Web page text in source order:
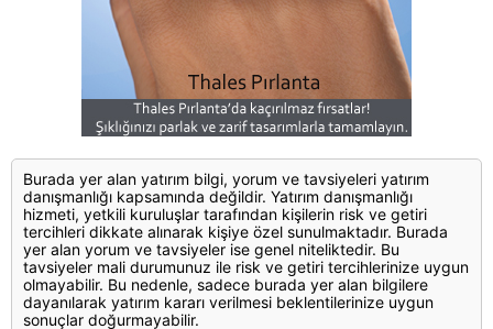
Burada yer alan yatırım bilgi, yorum ve tavsiyeleri yatırım
danışmanlığı kapsamında değildir. Yatırım danışmanlığı
hizmeti, yetkili kuruluşlar tarafından kişilerin risk ve getiri
tercihleri dikkate alınarak kişiye özel sunulmaktadır. Burada
yer alan yorum ve tavsiyeler ise genel niteliktedir. Bu
tavsiyeler mali durumunuz ile risk ve getiri tercihlerinize uygun
olmayabilir. Bu nedenle, sadece burada yer alan bilgilere
dayanılarak yatırım kararı verilmesi beklentilerinize uygun
sonuçlar doğurmayabilir.